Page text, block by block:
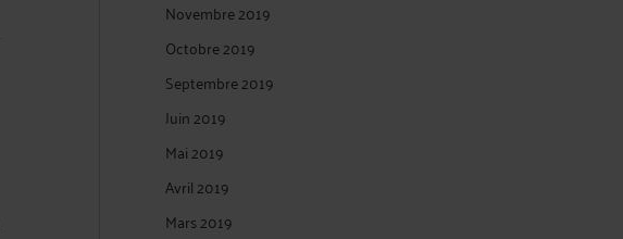
Novembre 2019
Octobre 2019
Septembre 2019
Juin 2019
Mai 2019
Avril 2019
Mars 2019